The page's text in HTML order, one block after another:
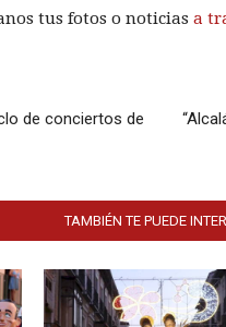
tus fotos o noticias a
de conciertos de
TAMBIÉN TE PUEDE